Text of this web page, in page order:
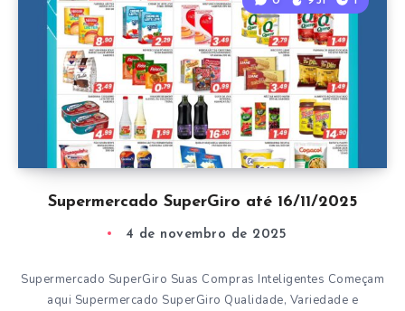
Supermercado SuperGiro até 16/11/2025
4 de novembro de 2025
Supermercado SuperGiro Suas Compras Inteligentes Começam
aqui Supermercado SuperGiro Qualidade, Variedade e